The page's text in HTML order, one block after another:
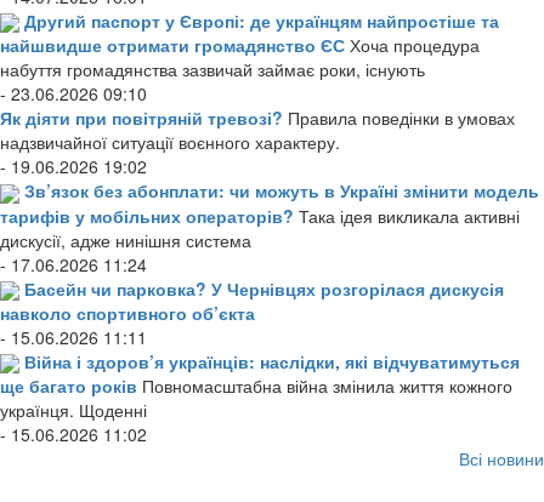
Другий паспорт у Європі: де українцям найпростіше та
найшвидше отримати громадянство ЄС Хоча процедура
набуття громадянства зазвичай займає роки, існують
- 23.06.2026 09:10
Як діяти при повітряній тревозі? Правила поведінки в умовах
надзвичайної ситуації воєнного характеру.
- 19.06.2026 19:02
Зв’язок без абонплати: чи можуть в Україні змінити модель
тарифів у мобільних операторів? Така ідея викликала активні
дискусії, адже нинішня система
- 17.06.2026 11:24
Басейн чи парковка? У Чернівцях розгорілася дискусія
навколо спортивного об’єкта
- 15.06.2026 11:11
Війна і здоров’я українців: наслідки, які відчуватимуться
ще багато років Повномасштабна війна змінила життя кожного
українця. Щоденні
- 15.06.2026 11:02
Всі новини